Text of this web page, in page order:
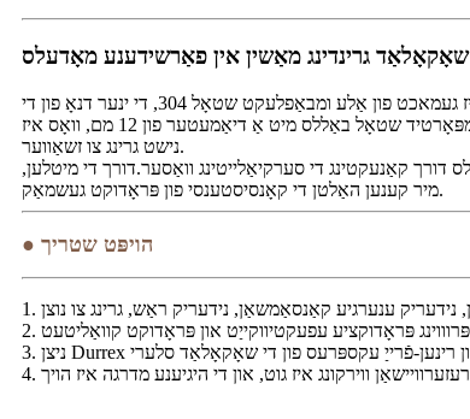
גרינדינג מאַשין אין פאַרשידענע מאָדעלס
ווערטיקאַל שאָקאָלאַד פּילקע מיל מאַשין קענען ווערן גענוצט צו מאָל פאַרשידן עסנוואַרג סלערי אַזאַ ווי שאָקאָלאַד, פיסטאַשקע פּוטער, טאַהיני.דער גוף איז געמאכט פון אַלע ומבאַפלעקט שטאָל 304, די ינער דנאָ פון די
צילינדער האט אַ גרעב פון 12 מם, און דער אויבערשטער טייל פון די צילינדער האט אַ גרעב פון 4 מם, און די ויסווייניקסט גרעב איז 4 מם.די גרינדינג אַדאַפּץ ימפּאָרטיד שטאָל באַללס מיט אַ דיאַמעטער פון 12 מם, וואָס איז
נישט גרינג צו זשאַווער.
דורך קאַנעקטינג די סערקיאַלייטינג וואַסער.דורך די מיטלען,
מיר קענען האַלטן די קאָנסיסטענסי פון פּראָדוקט געשמאַק.
● הויפּט שטריך